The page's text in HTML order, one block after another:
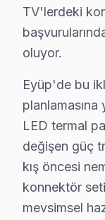
Eyüp'deki
Sıcaklık-
Eyüp'de bu
Eyüp'deki Hi-
Dördüncü
Eyüp Sultan
Hi-Level TV
Hi-Level
Hi-Level
TV'lerdeki
oluyor.
Eyüp'de bu
planlamasına
LED termal
değişen güç
kış öncesi
konnektör
mevsimsel